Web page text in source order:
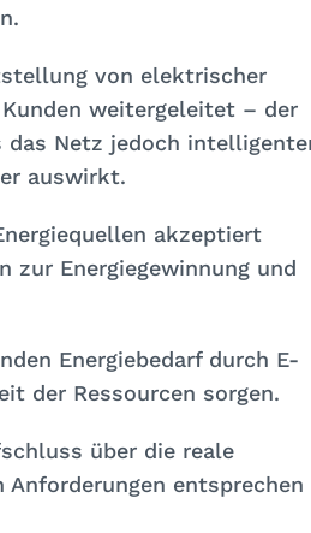
von elektrischer
weitergeleitet – der
das Netz jedoch
auswirkt.
akzeptiert
zur Energiegewinnung und
Energiebedarf durch E-
der Ressourcen sorgen.
über die reale
entsprechen